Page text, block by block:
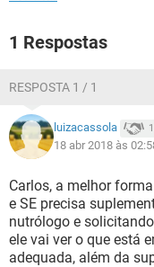
1 Respostas
RESPOSTA 1 / 1
luizacassola 1
18 abr 2018 às
Carlos, a melhor
e SE precisa
nutrólogo e
ele vai ver o que está
adequada, além da